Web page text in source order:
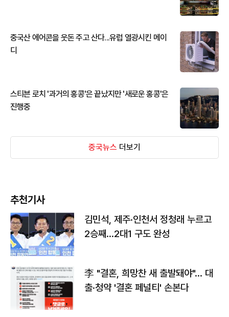
중국산 에어콘을 웃돈 주고 산다...유럽 열광시킨 메이
디
스티븐 로치 '과거의 홍콩'은 끝났지만 '새로운 홍콩'은
진행중
중국뉴스 더보기
추천기사
김민석, 제주·인천서 정청래 누르고
2승째…2대1 구도 완성
李 "결혼, 희망찬 새 출발돼야"… 대
출·청약 '결혼 페널티' 손본다